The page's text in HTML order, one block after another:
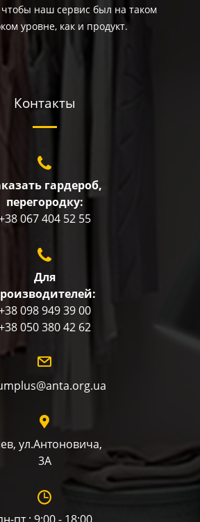
чтобы наш сервис был на таком
уровне, как и продукт.
Контакты
гардероб,
перегородку:
067 404 52 55
Для
098 949 39 00
050 380 42 62
ул.Антоновича,
3А